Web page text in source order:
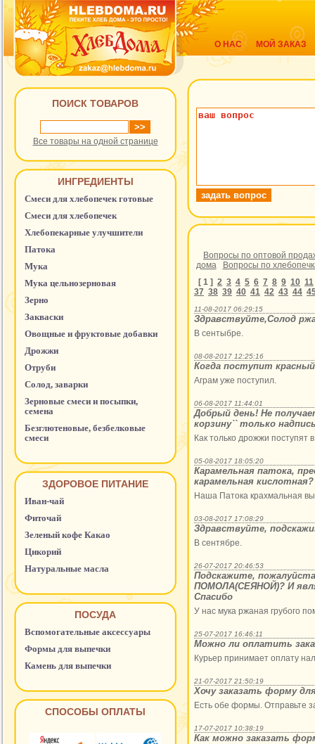
О НАС МОЙ ЗАКАЗ
ПОИСК ТОВАРОВ
Все товары на одной странице
ИНГРЕДИЕНТЫ
Смеси для хлебопечек готовые
Смеси для хлебопечек
Хлебопекарные улучшители
Патока
Мука
Мука цельнозерновая
Зерно
Закваски
Овощные и фруктовые добавки
Дрожжи
Отруби
Солод, заварки
Зерновые смеси и посыпки,
семена
Безглютеновые, безбелковые
смеси
ЗДОРОВОЕ ПИТАНИЕ
Иван-чай
Фиточай
Зеленый кофе Какао
Цикорий
Натуральные масла
ПОСУДА
Вспомогательные аксессуары
Формы для выпечки
Камень для выпечки
СПОСОБЫ ОПЛАТЫ
Вопросы по оптовой
дома
Вопросы по
[ 1 ] 2 3 4 5 6 7 8 9 10 11
37 38 39 40 41 42 43 44
11-08-2017 06:29:15
Здравствуйте,Солод
В сентыбре.
08-08-2017 12:25:16
Когда поступит
Аграм уже поступил.
06-08-2017 11:44:01
Добрый день! Не
корзину`` только
Как только дрожжи поступят
05-08-2017 18:05:20
Карамельная патока,
карамельная кислотная?
Наша Патока крахмальная
03-08-2017 17:08:29
Здравствуйте,
В сентябре.
26-07-2017 20:46:53
Подскажите,
ПОМОЛА(СЕЯНОЙ)? И
Спасибо
У нас мука ржаная грубого
25-07-2017 16:46:11
Можно ли оплатить
Курьер принимает оплату
21-07-2017 21:50:19
Хочу заказать форму
Есть обе формы. Отправьте
17-07-2017 10:38:19
Как можно заказать